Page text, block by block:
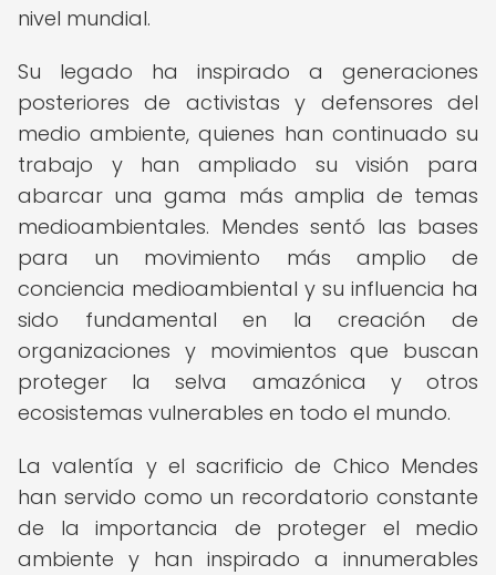
nivel mundial.
Su legado ha inspirado a generaciones
posteriores de activistas y defensores del
medio ambiente, quienes han continuado su
trabajo y han ampliado su visión para
abarcar una gama más amplia de temas
medioambientales. Mendes sentó las bases
para un movimiento más amplio de
conciencia medioambiental y su influencia ha
sido fundamental en la creación de
organizaciones y movimientos que buscan
proteger la selva amazónica y otros
ecosistemas vulnerables en todo el mundo.
La valentía y el sacrificio de Chico Mendes
han servido como un recordatorio constante
de la importancia de proteger el medio
ambiente y han inspirado a innumerables